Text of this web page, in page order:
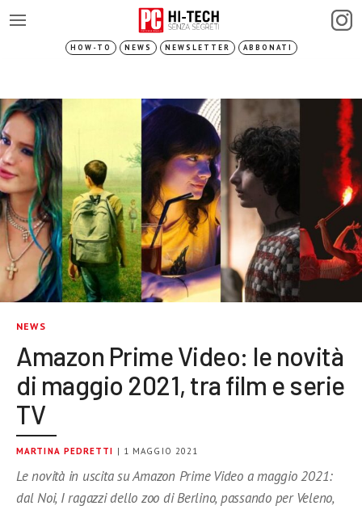
HOW-TO NEWS NEWSLETTER ABBONATI
NEWS
Amazon Prime Video: le novità
di maggio 2021, tra film e serie
TV
MARTINA PEDRETTI | 1 MAGGIO 2021
Le novità in uscita su Amazon Prime Video a maggio 2021:
dal Noi, I ragazzi dello zoo di Berlino, passando per Veleno,